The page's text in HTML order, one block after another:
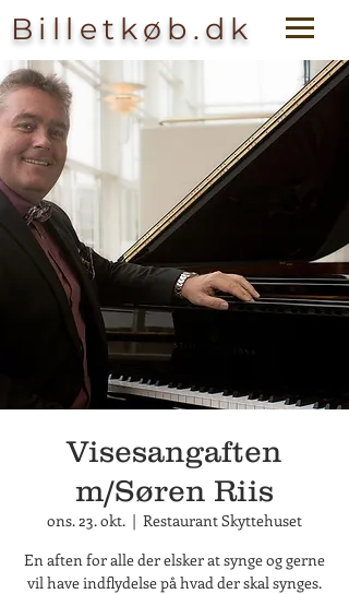
Billetkøb.dk
Visesangaften
m/Søren Riis
ons. 23. okt.
  |
Restaurant Skyttehuset
En aften for alle der elsker at synge og gerne
vil have indflydelse på hvad der skal synges.